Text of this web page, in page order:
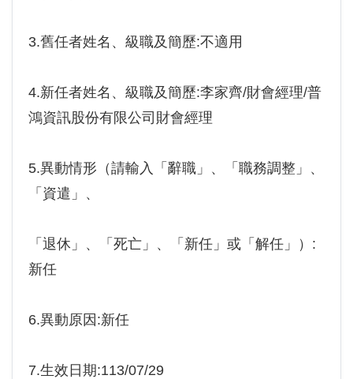
3.舊任者姓名、級職及簡歷:不適用
4.新任者姓名、級職及簡歷:李家齊/財會經理/普
鴻資訊股份有限公司財會經理
5.異動情形（請輸入「辭職」、「職務調整」、
「資遣」、
「退休」、「死亡」、「新任」或「解任」）:
新任
6.異動原因:新任
7.生效日期:113/07/29